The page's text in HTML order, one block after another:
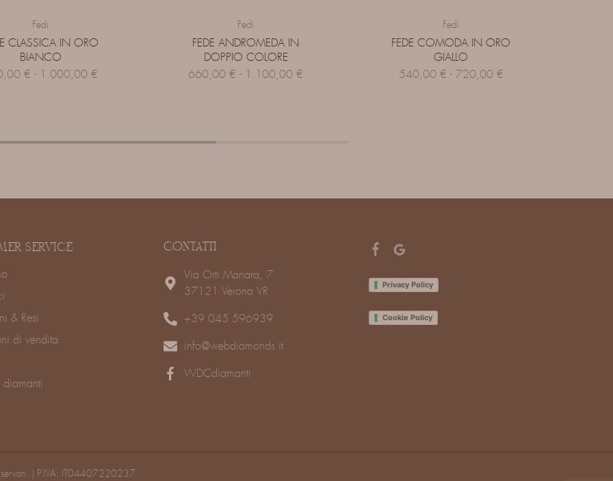
Fedi
CLASSICA IN ORO
BIANCO
€ - 1.000,00 €
Fedi
FEDE ANDROMEDA IN
DOPPIO COLORE
660,00 € - 1.100,00 €
Fedi
FEDE COMODA IN ORO
GIALLO
540,00 € - 720,00 €
SERVICE
& Resi
di vendita
CONTATTI
Via Orti Manara, 7
37121 Verona VR
+39 045 596939
info@webdiamonds.it
WDCdiamanti
Privacy Policy
Cookie Policy
| P.IVA: IT04407220237